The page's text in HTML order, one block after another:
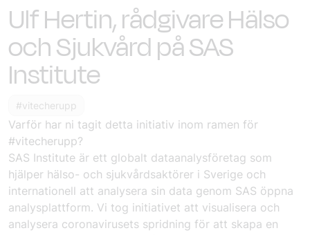
Ulf Hertin, rådgivare Hälso
och Sjukvård på SAS
Institute
#vitecherupp
Varför har ni tagit detta initiativ inom ramen för
#vitecherupp?
SAS Institute är ett globalt dataanalysföretag som
hjälper hälso- och sjukvårdsaktörer i Sverige och
internationell att analysera sin data genom SAS öppna
analysplattform. Vi tog initiativet att visualisera och
analysera coronavirusets spridning för att skapa en